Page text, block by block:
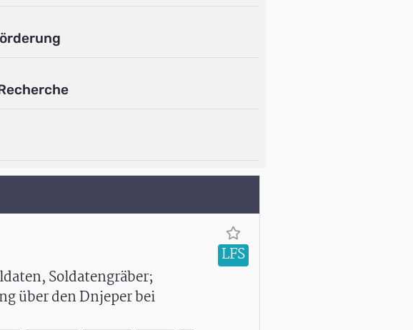
Soldatengräber;
über den Dnjeper bei
LFS